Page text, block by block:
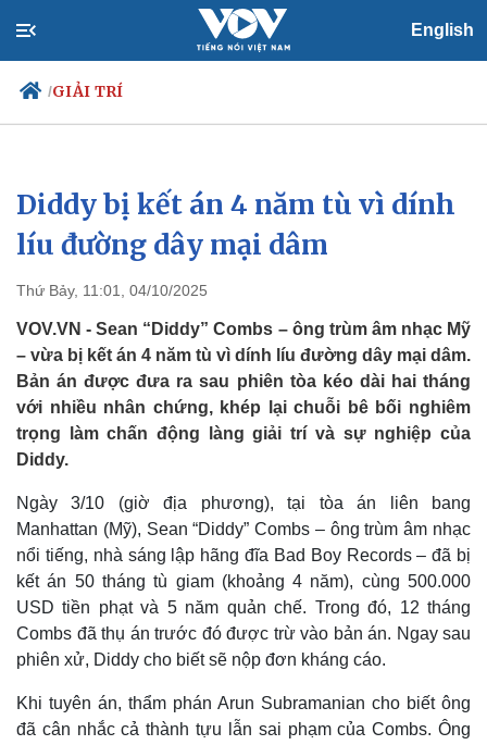
English
/GIẢI TRÍ
Chính trị
Đảng
Tổ chức nhân sự
Nhận diện sự thật
Xã hội
Tin 24h
Dự báo thời tiết
Việc làm
Biển đảo
Diddy bị kết án 4 năm tù vì dính
líu đường dây mại dâm
Thứ Bảy, 11:01, 04/10/2025
VOV.VN - Sean “Diddy” Combs – ông trùm âm nhạc Mỹ
– vừa bị kết án 4 năm tù vì dính líu đường dây mại dâm.
Bản án được đưa ra sau phiên tòa kéo dài hai tháng
với nhiều nhân chứng, khép lại chuỗi bê bối nghiêm
trọng làm chấn động làng giải trí và sự nghiệp của
Diddy.
Ngày 3/10 (giờ địa phương), tại tòa án liên bang
Manhattan (Mỹ), Sean “Diddy” Combs – ông trùm âm nhạc
nổi tiếng, nhà sáng lập hãng đĩa Bad Boy Records – đã bị
kết án 50 tháng tù giam (khoảng 4 năm), cùng 500.000
USD tiền phạt và 5 năm quản chế. Trong đó, 12 tháng
Combs đã thụ án trước đó được trừ vào bản án. Ngay sau
phiên xử, Diddy cho biết sẽ nộp đơn kháng cáo.
Khi tuyên án, thẩm phán Arun Subramanian cho biết ông
đã cân nhắc cả thành tựu lẫn sai phạm của Combs. Ông